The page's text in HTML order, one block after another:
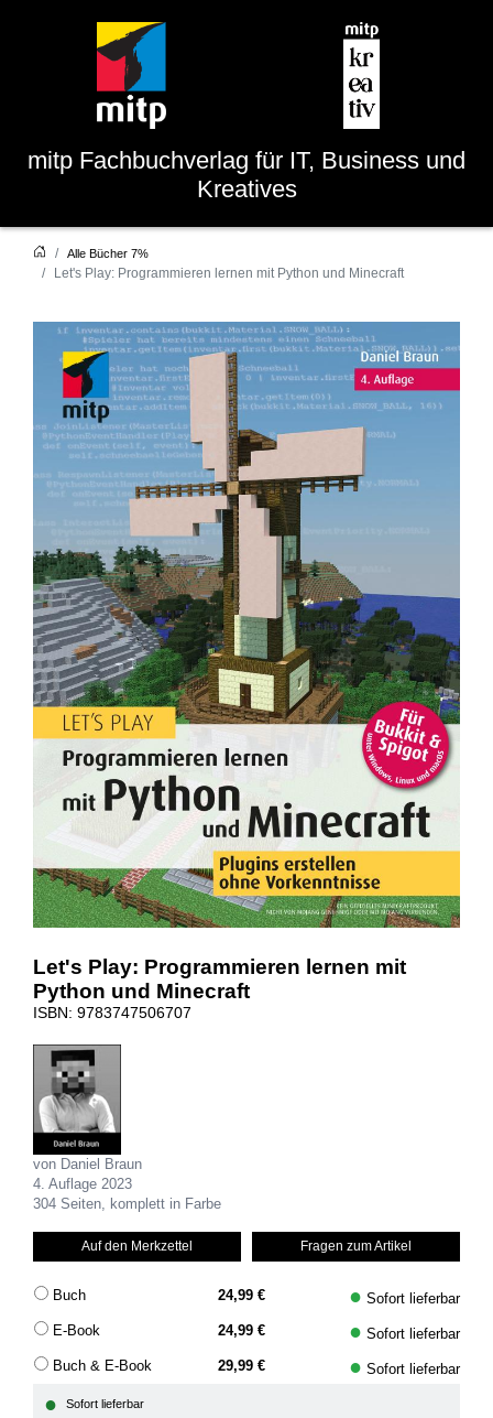
mitp Fachbuchverlag für IT, Business und
Kreatives
Alle Bücher 7%
Let's Play: Programmieren lernen mit Python und Minecraft
Let's Play: Programmieren lernen mit
Python und Minecraft
ISBN: 9783747506707
von Daniel Braun
4. Auflage 2023
304 Seiten, komplett in Farbe
Auf den Merkzettel Fragen zum Artikel
Buch 24,99 € ● Sofort lieferbar
E-Book 24,99 € ● Sofort lieferbar
Buch & E-Book 29,99 € ● Sofort lieferbar
● Sofort lieferbar